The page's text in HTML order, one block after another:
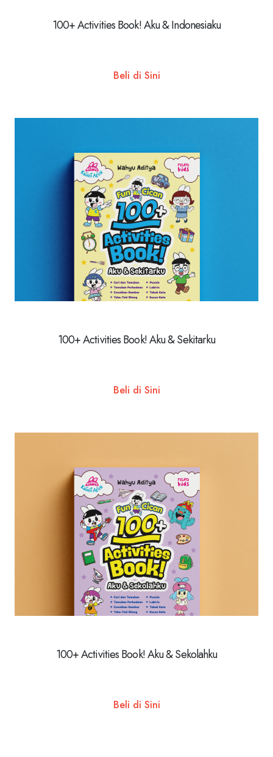
100+ Activities Book! Aku & Indonesiaku
Beli di Sini
100+ Activities Book! Aku & Sekitarku
Beli di Sini
100+ Activities Book! Aku & Sekolahku
Beli di Sini